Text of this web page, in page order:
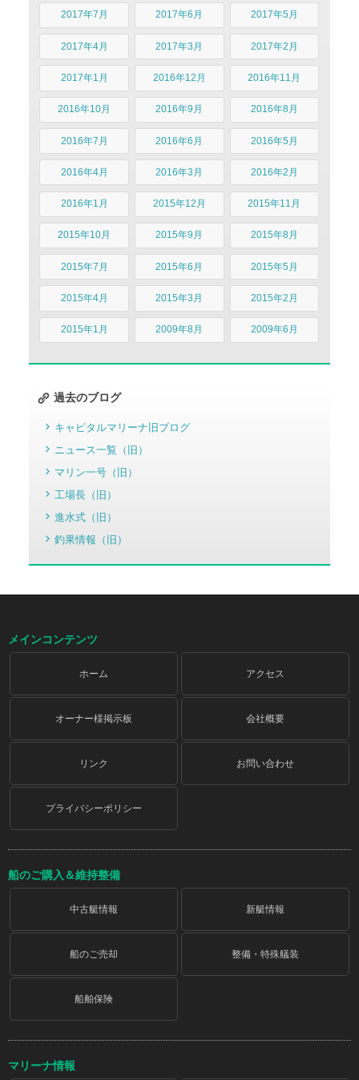
2017年7月 2017年6月 2017年5月
2017年4月 2017年3月 2017年2月
2017年1月 2016年12月 2016年11月
2016年10月 2016年9月 2016年8月
2016年7月 2016年6月 2016年5月
2016年4月 2016年3月 2016年2月
2016年1月 2015年12月 2015年11月
2015年10月 2015年9月 2015年8月
2015年7月 2015年6月 2015年5月
2015年4月 2015年3月 2015年2月
2015年1月 2009年8月 2009年6月
過去のブログ
キャピタルマリーナ旧ブログ
ニュース一覧（旧）
マリン一号（旧）
工場長（旧）
進水式（旧）
釣果情報（旧）
メインコンテンツ
ホーム アクセス
オーナー様掲示板 会社概要
リンク お問い合わせ
プライバシーポリシー
船のご購入＆維持整備
中古艇情報 新艇情報
船のご売却 整備・特殊艤装
船舶保険
マリーナ情報